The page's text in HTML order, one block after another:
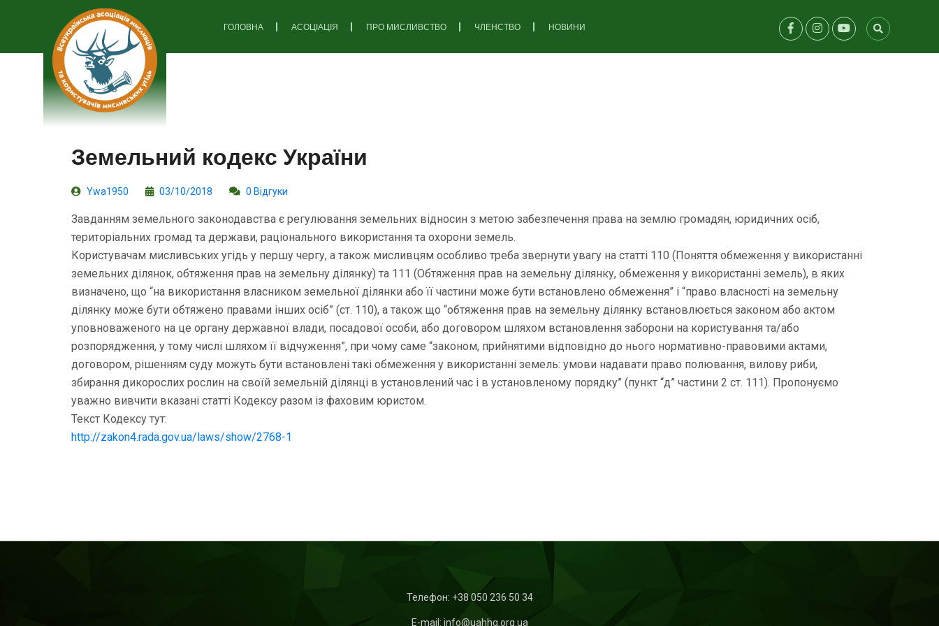
ГОЛОВНА АСОЦІАЦІЯ ПРО МИСЛИВСТВО ЧЛЕНСТВО НОВИНИ
Земельний кодекс України
Ywa1950 03/10/2018 0 Відгуки
Завданням земельного законодавства є регулювання земельних відносин з метою забезпечення права на землю громадян, юридичних осіб,
територіальних громад та держави, раціонального використання та охорони земель.
Користувачам мисливських угідь у першу чергу, а також мисливцям особливо треба звернути увагу на статті 110 (Поняття обмеження у використанні
земельних ділянок, обтяження прав на земельну ділянку) та 111 (Обтяження прав на земельну ділянку, обмеження у використанні земель), в яких
визначено, що “на використання власником земельної ділянки або її частини може бути встановлено обмеження” і “право власності на земельну
ділянку може бути обтяжено правами інших осіб” (ст. 110), а також що “обтяження прав на земельну ділянку встановлюється законом або актом
уповноваженого на це органу державної влади, посадової особи, або договором шляхом встановлення заборони на користування та/або
розпорядження, у тому числі шляхом її відчуження”, при чому саме “законом, прийнятими відповідно до нього нормативно-правовими актами,
договором, рішенням суду можуть бути встановлені такі обмеження у використанні земель: умови надавати право полювання, вилову риби,
збирання дикорослих рослин на своїй земельній ділянці в установлений час і в установленому порядку” (пункт “д” частини 2 ст. 111). Пропонуємо
уважно вивчити вказані статті Кодексу разом із фаховим юристом.
Текст Кодексу тут:
http://zakon4.rada.gov.ua/laws/show/2768-1
Телефон: +38 050 236 50 34
E-mail: info@uahhg.org.ua